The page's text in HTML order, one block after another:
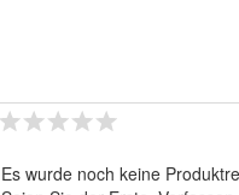
Es wurde noch keine